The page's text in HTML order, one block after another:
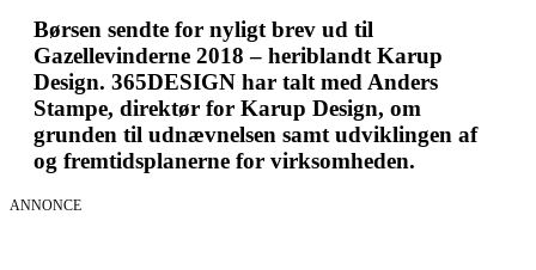
Børsen sendte for nyligt brev ud til
Gazellevinderne 2018 – heriblandt Karup
Design. 365DESIGN har talt med Anders
Stampe, direktør for Karup Design, om
grunden til udnævnelsen samt udviklingen af
og fremtidsplanerne for virksomheden.
ANNONCE